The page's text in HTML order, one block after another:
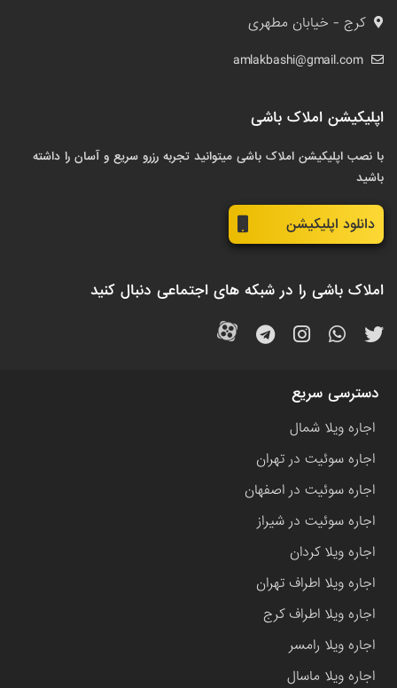
کرج - خیابان مطهری
amlakbashi@gmail.com
اپلیکیشن املاک باشی
با نصب اپلیکیشن املاک باشی میتوانید تجربه رزرو سریع و آسان را داشته
باشید
دانلود اپلیکیشن
املاک باشی را در شبکه های اجتماعی دنبال کنید
دسترسی سریع
اجاره ویلا شمال
اجاره سوئیت در تهران
اجاره سوئیت در اصفهان
اجاره سوئیت در شیراز
اجاره ویلا کردان
اجاره ویلا اطراف تهران
اجاره ویلا اطراف کرج
اجاره ویلا رامسر
اجاره ویلا ماسال